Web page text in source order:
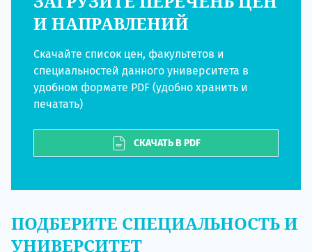
И НАПРАВЛЕНИЙ
Скачайте список цен, факультетов и
специальностей данного университета в
удобном формате PDF (удобно хранить и
печатать)
СКАЧАТЬ В PDF
ПОДБЕРИТЕ СПЕЦИАЛЬНОСТЬ И
УНИВЕРСИТЕТ